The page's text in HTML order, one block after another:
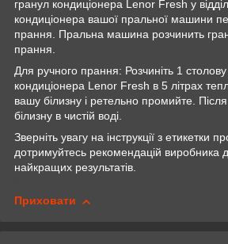
гранул кондиціонера Lenor Fresh у
кондиціонера вашої пральної машини
прання. Пральна машина розчинить
прання.
Для ручного прання: Розчиніть 1
кондиціонера Lenor Fresh в 5 літрах
вашу білизну і ретельно промийте.
білизну в чистій воді.
Зверніть увагу на інструкції з етикетки
дотримуйтесь рекомендацій виробника
найкращих результатів.
Приховати